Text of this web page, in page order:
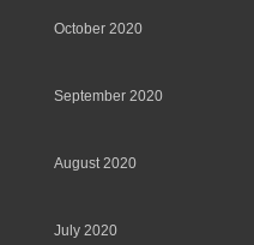
October 2020
September 2020
August 2020
July 2020